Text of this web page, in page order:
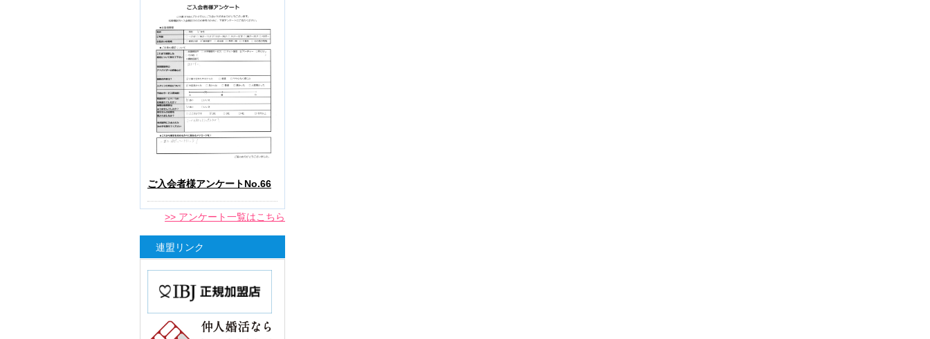
ご入会者様アンケートNo.66
>> アンケート一覧はこちら
連盟リンク